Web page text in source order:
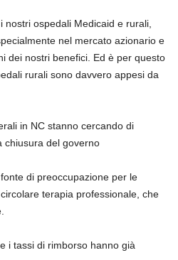
nostri ospedali Medicaid e rurali,
nel mercato azionario e
dei nostri benefici. Ed è per questo
rurali sono davvero appesi da
in NC stanno cercando di
chiusura del governo
di preoccupazione per le
terapia professionale, che
i tassi di rimborso hanno già